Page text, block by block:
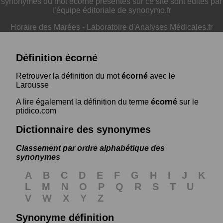
l’équipe éditoriale de synonymo.fr
Horaire des Marées - Laboratoire d'Analyses Médicales.fr
Définition écorné
Retrouver la définition du motécorné avec le
Larousse
A lire également la définition du terme écorné sur le
ptidico.com
Dictionnaire des synonymes
Classement par ordre alphabétique des
synonymes
A B C D E F G H I J
K
L
M N O P Q R S T
U
V
W X Y
Z
Synonyme définition